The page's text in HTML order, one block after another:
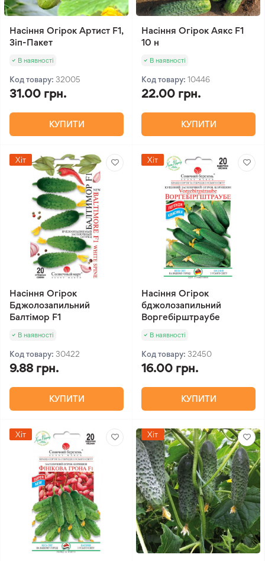
Насіння Огірок Артист F1,
Зіп-Пакет
В наявності
Код товару: 32005
31.00 грн.
КУПИТИ
Насіння Огірок Аякс F1
10 н
В наявності
Код товару: 10446
22.00 грн.
КУПИТИ
Хіт
Насіння Огірок
Бджолозапильний
Балтімор F1
В наявності
Код товару: 30422
9.88 грн.
КУПИТИ
Хіт
Насіння Огірок
бджолозапильний
Воргебірштраубе
В наявності
Код товару: 32450
16.00 грн.
КУПИТИ
Хіт Хіт